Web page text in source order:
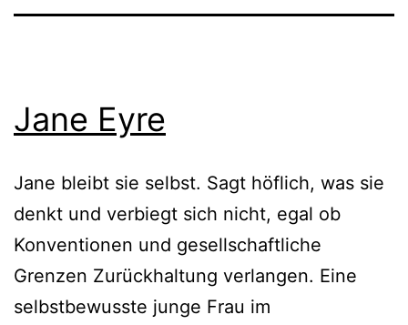
Jane Eyre
Jane bleibt sie selbst. Sagt höflich, was sie
denkt und verbiegt sich nicht, egal ob
Konventionen und gesellschaftliche
Grenzen Zurückhaltung verlangen. Eine
selbstbewusste junge Frau im